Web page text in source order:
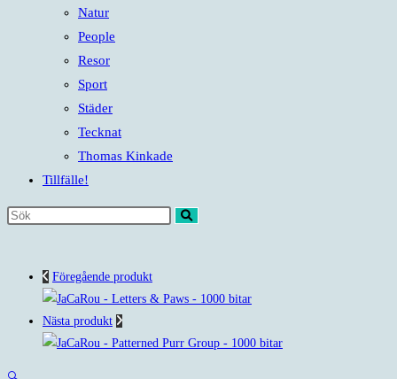
Natur
People
Resor
Sport
Städer
Tecknat
Thomas Kinkade
Tillfälle!
Sök
webbplatsFöregående produkt
Nästa produkt